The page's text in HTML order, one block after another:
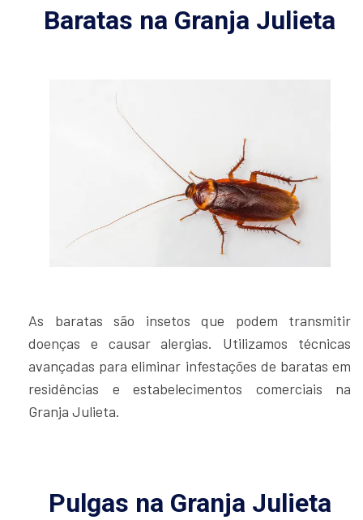
Baratas na Granja Julieta
As baratas são insetos que podem transmitir
doenças e causar alergias. Utilizamos técnicas
avançadas para eliminar infestações de baratas em
residências e estabelecimentos comerciais na
Granja Julieta.
Pulgas na Granja Julieta